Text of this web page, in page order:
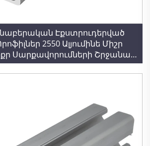
Էքստրուդերված
2550 Ալյումինե Միշր
Սարքավորումների Շրջանակ
Ֆոտովոլտային Պարանոց